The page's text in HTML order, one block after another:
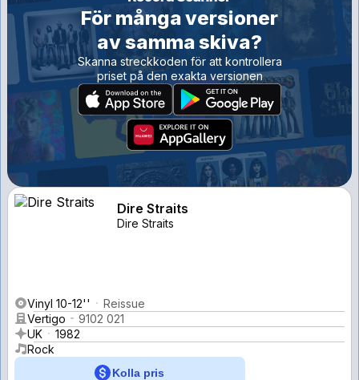
För många versioner
av samma skiva?
Skanna streckkoden för att kontrollera
priset på den exakta versionen
Dire Straits
Dire Straits
Vinyl 10-12''
Reissue
Vertigo
9102 021
UK
1982
Rock
Kolla pris